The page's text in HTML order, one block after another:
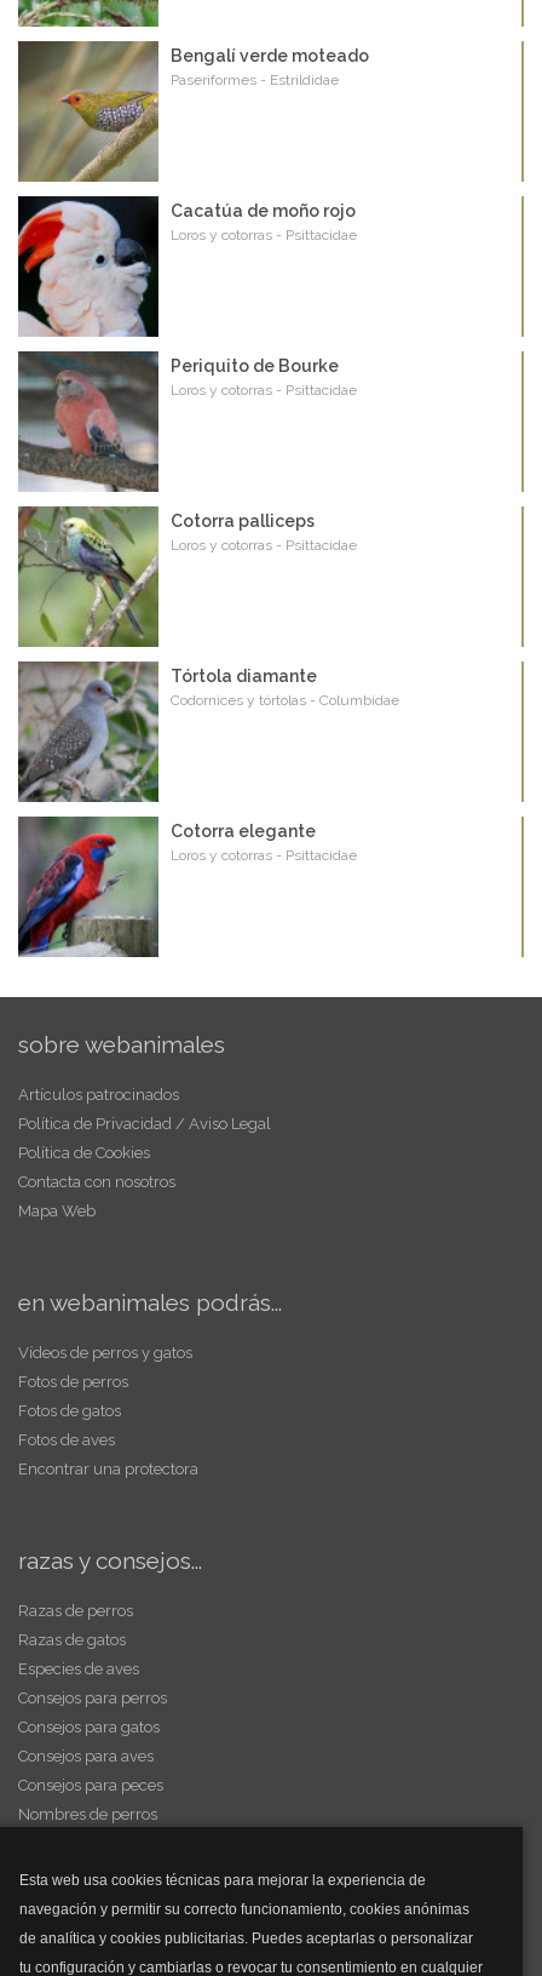
Esta web usa cookies técnicas para mejorar la experiencia de
navegación y permitir su correcto funcionamiento, cookies anónimas
de analítica y cookies publicitarias. Puedes aceptarlas o personalizar
tu configuración y cambiarlas o revocar tu consentimiento en cualquier
Bengalí verde moteado
Paseriformes - Estrildidae
Cacatúa de moño rojo
Loros y cotorras - Psittacidae
Periquito de Bourke
Loros y cotorras - Psittacidae
Cotorra palliceps
Loros y cotorras - Psittacidae
Tórtola diamante
Codornices y tórtolas - Columbidae
Cotorra elegante
Loros y cotorras - Psittacidae
sobre webanimales
Artículos patrocinados
Política de Privacidad / Aviso Legal
Política de Cookies
Contacta con nosotros
Mapa Web
en webanimales podrás...
Vídeos de perros y gatos
Fotos de perros
Fotos de gatos
Fotos de aves
Encontrar una protectora
razas y consejos...
Razas de perros
Razas de gatos
Especies de aves
Consejos para perros
Consejos para gatos
Consejos para aves
Consejos para peces
Nombres de perros
y mucho más...